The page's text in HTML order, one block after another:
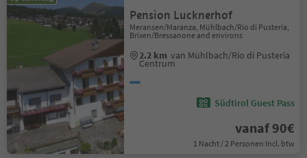
Pension Lucknerhof
Meransen/Maranza, Mühlbach/Rio di Pusteria,
Brixen/Bressanone and environs
2.2 km van Mühlbach/Rio di Pusteria
Centrum
Südtirol Guest Pass
vanaf 90€
1 Nacht / 2 Personen Incl. btw